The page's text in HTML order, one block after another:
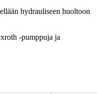
hydrauliseen huoltoon
-pumppuja ja